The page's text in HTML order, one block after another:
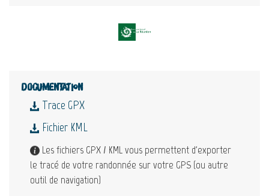
Documentation
Trace GPX
Fichier KML
Les fichiers GPX / KML vous permettent d'exporter
le tracé de votre randonnée sur votre GPS (ou autre
outil de navigation)